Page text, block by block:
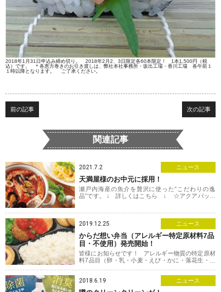
2018年1月31日申込み締め切り。 2018年2月2、3日限定各60本限定！ 1本1,500円（税
込）です。
＊各恵方巻きのお引き渡しは、弊社本社事務所・坂出工場・香川工場 各午前１
１時以降となります。
ご了承ください。
前の記事 次の記事
関連記事
2021.7.2 ニュース
天満屋様のお中元に採用！
瀬戸内海産の魚介を贅沢に使った“こだわりの逸
品”です。 ↓ 詳しくはこちら ↓ ☆アクアパッツ
2019.12.25 ニュース
からだ想い弁当（アレルギー特定原材料7品
目・不使用）発売開始！
皆様にお知らせです！ アレルギー物質の特定原材
料7品目（卵・乳・小麦・えび・かに・落花生・そ
2018.6.19
ニュース